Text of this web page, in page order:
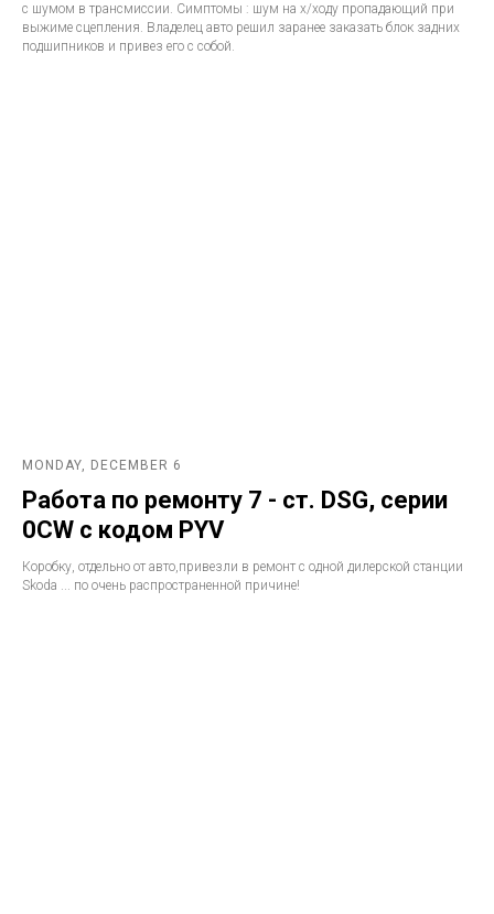
с шумом в трансмиссии. Симптомы : шум на х/ходу пропадающий при
выжиме сцепления. Владелец авто решил заранее заказать блок задних
подшипников и привез его с собой.
MONDAY, DECEMBER 6
Работа по ремонту 7 - ст. DSG, серии
0CW с кодом PYV
Коробку, отдельно от авто,привезли в ремонт с одной дилерской станции
Skoda ... по очень распространенной причине!